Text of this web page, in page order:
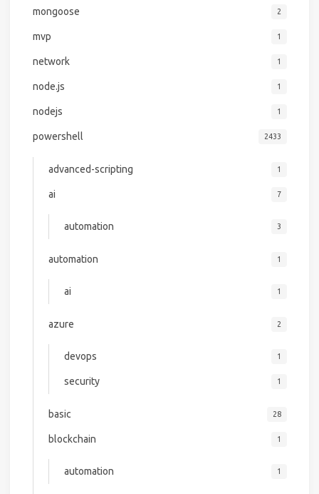
mongoose 2
mvp 1
network 1
node.js 1
nodejs 1
powershell 2433
advanced-scripting 1
ai 7
automation 3
automation 1
ai 1
azure 2
devops 1
security 1
basic 28
blockchain 1
automation 1